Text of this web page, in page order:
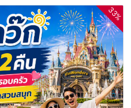
33%